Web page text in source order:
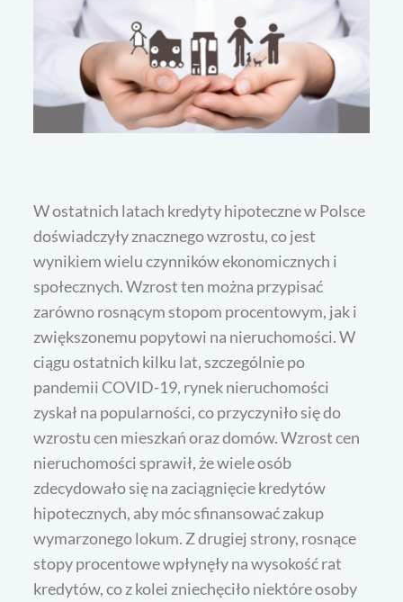
W ostatnich latach kredyty hipoteczne w Polsce
doświadczyły znacznego wzrostu, co jest
wynikiem wielu czynników ekonomicznych i
społecznych. Wzrost ten można przypisać
zarówno rosnącym stopom procentowym, jak i
zwiększonemu popytowi na nieruchomości. W
ciągu ostatnich kilku lat, szczególnie po
pandemii COVID-19, rynek nieruchomości
zyskał na popularności, co przyczyniło się do
wzrostu cen mieszkań oraz domów. Wzrost cen
nieruchomości sprawił, że wiele osób
zdecydowało się na zaciągnięcie kredytów
hipotecznych, aby móc sfinansować zakup
wymarzonego lokum. Z drugiej strony, rosnące
stopy procentowe wpłynęły na wysokość rat
kredytów, co z kolei zniechęciło niektóre osoby